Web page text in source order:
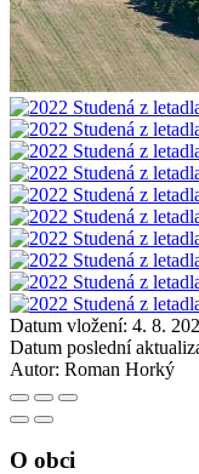
Datum vložení: 4. 8.
Datum poslední
Autor: Roman Horký
O obci